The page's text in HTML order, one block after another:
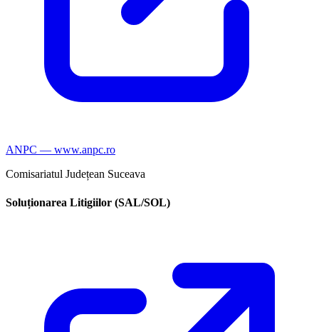
ANPC — www.anpc.ro
Comisariatul Județean Suceava
Soluționarea Litigiilor (SAL/SOL)